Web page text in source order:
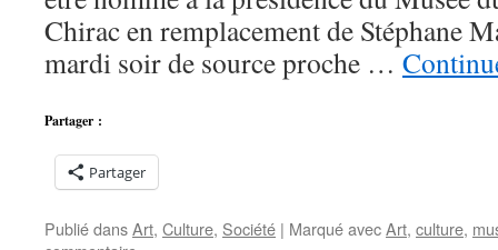
Chirac en remplacement de Stéphane
mardi soir de source proche …
Partager :
Partager
Publié dansArt, Culture, Société | Marqué avecArt, culture,